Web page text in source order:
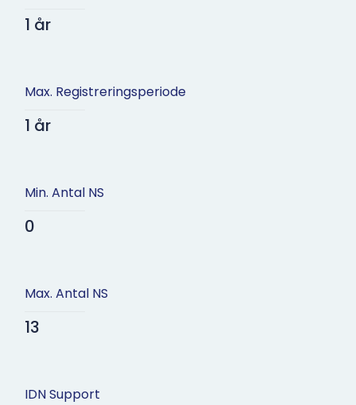
1 år
Max. Registreringsperiode
1 år
Min. Antal NS
0
Max. Antal NS
13
IDN Support